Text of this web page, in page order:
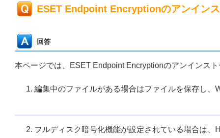
ESET Endpoint Encryptionのアンイン
回答
本ページでは、ESET Endpoint Encryptionのアンインス
編集中のファイルがある場合はファイルを保存し
フルディスク暗号化機能が設定されている場合は、